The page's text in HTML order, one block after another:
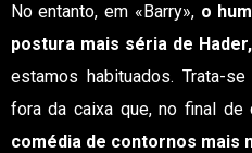
No entanto, em «Barry», o
postura mais séria de
estamos habituados. Trata-
fora da caixa que, no final de
comédia de contornos mais